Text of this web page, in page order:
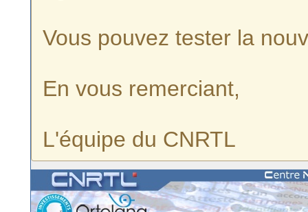
Vous pouvez tester la
En vous remerciant,
L'équipe du CNRTL